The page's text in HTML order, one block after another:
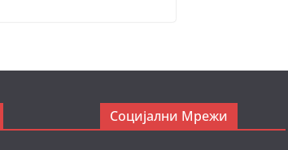
Социјални Мрежи